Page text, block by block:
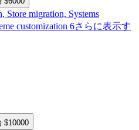
Store migration, Systems
customization 6さらに表示す
$10000